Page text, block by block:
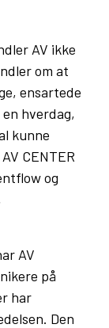
AV ikke
om at
ensartede
hverdag,
kunne
CENTER
og
AV
på
har
Den